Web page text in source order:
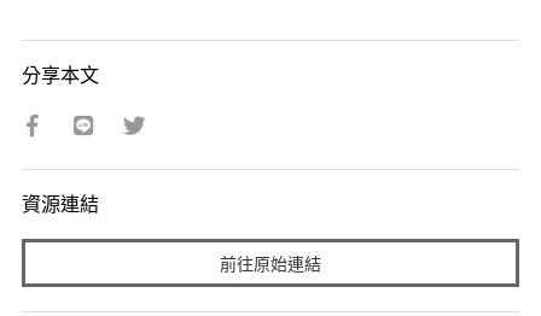
分享本文
資源連結
前往原始連結